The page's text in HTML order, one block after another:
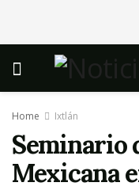
Home Ixtlán
Seminario
Mexicana